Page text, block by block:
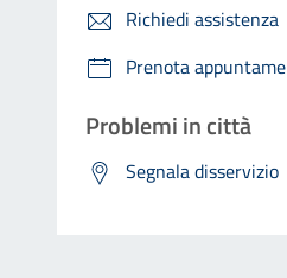
Richiedi assistenza
Prenota
Problemi in città
Segnala disservizio